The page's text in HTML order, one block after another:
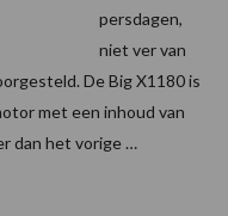
persdagen,
niet ver van
De Big X1180 is
met een inhoud van
dan het vorige …